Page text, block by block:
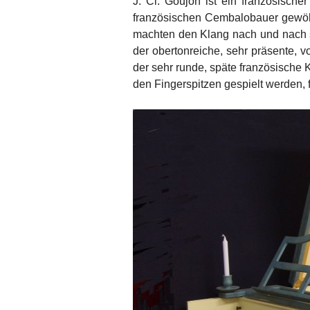
französischen Cembalobauer
machten den Klang nach und
der obertonreiche, sehr präsente,
der sehr runde, späte französische
den Fingerspitzen gespielt werden,